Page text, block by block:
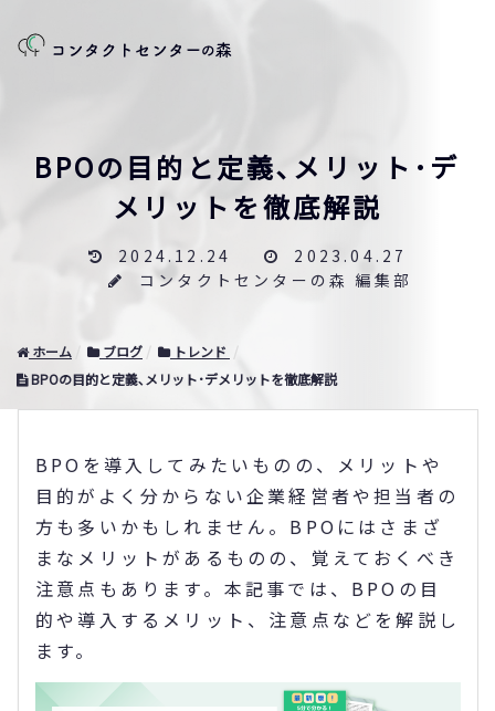
BPOの目的と定義､メリット･デ
メリットを徹底解説
2024.12.24
2023.04.27
コンタクトセンターの森 編集部
ホーム ブログ
トレンド
BPOの目的と定義､メリット･デメリットを徹底解説
BPOを導入してみたいものの、メリットや
目的がよく分からない企業経営者や担当者の
方も多いかもしれません。BPOにはさまざ
まなメリットがあるものの、覚えておくべき
注意点もあります。本記事では、BPOの目
的や導入するメリット、注意点などを解説し
ます。